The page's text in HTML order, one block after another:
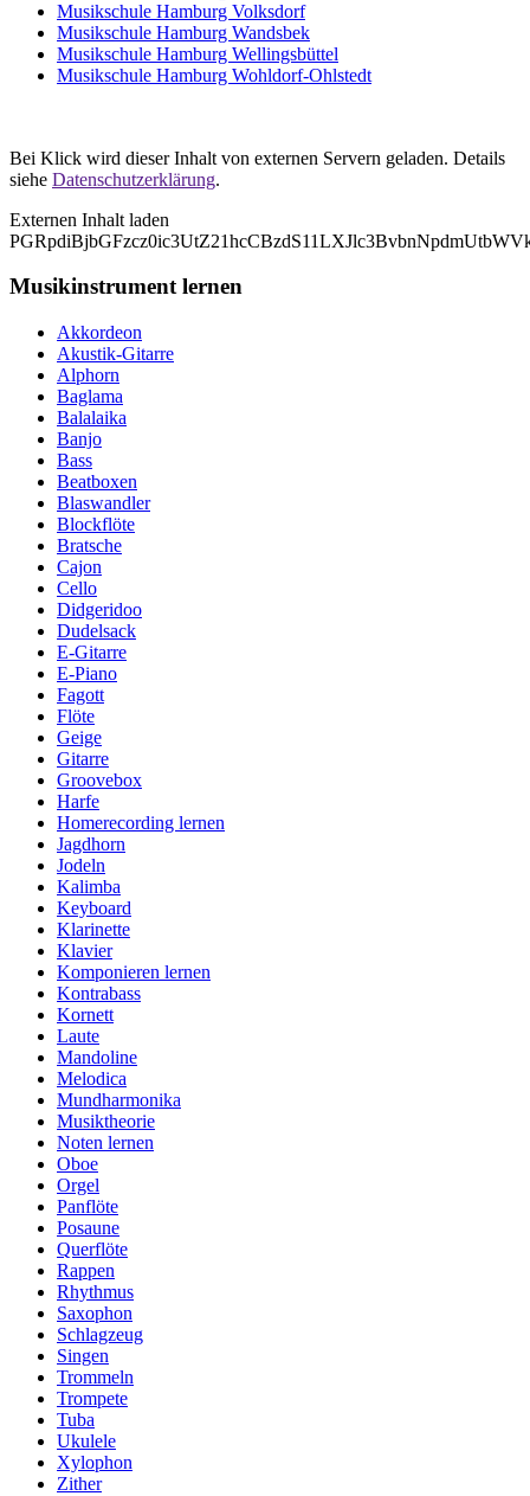
Musikschule Hamburg Volksdorf
Musikschule Hamburg Wandsbek
Musikschule Hamburg Wellingsbüttel
Musikschule Hamburg Wohldorf-Ohlstedt
Bei Klick wird dieser Inhalt von externen Servern geladen. Details
siehe Datenschutzerklärung.
Externen Inhalt laden
Musikinstrument lernen
Akkordeon
Akustik-Gitarre
Alphorn
Baglama
Balalaika
Banjo
Bass
Beatboxen
Blaswandler
Blockflöte
Bratsche
Cajon
Cello
Didgeridoo
Dudelsack
E-Gitarre
E-Piano
Fagott
Flöte
Geige
Gitarre
Groovebox
Harfe
Homerecording lernen
Jagdhorn
Jodeln
Kalimba
Keyboard
Klarinette
Klavier
Komponieren lernen
Kontrabass
Kornett
Laute
Mandoline
Melodica
Mundharmonika
Musiktheorie
Noten lernen
Oboe
Orgel
Panflöte
Posaune
Querflöte
Rappen
Rhythmus
Saxophon
Schlagzeug
Singen
Trommeln
Trompete
Tuba
Ukulele
Xylophon
Zither